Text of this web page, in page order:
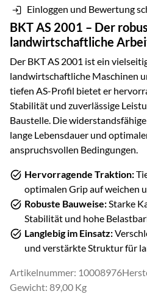
Einloggen und Bewertung
BKT AS 2001 – Der
landwirtschaftliche
Der BKT AS 2001 ist ein
landwirtschaftliche Maschinen
tiefen AS-Profil bietet er
Stabilität und zuverlässige
Baustelle. Die
lange Lebensdauer und
anspruchsvollen Bedingungen.
Hervorragende Traktion:
optimalen Grip auf weichen
Robuste Bauweise:Starke
Stabilität und hohe
Langlebig im Einsatz:
und verstärkte Struktur für
Artikelnummer: 10008976
Gewicht: 89,00 Kg